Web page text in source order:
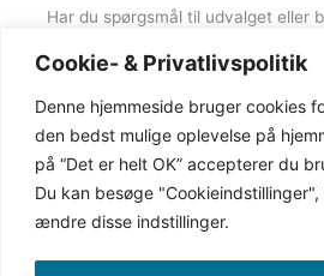
Cookie- & Privatlivspolitik
Denne hjemmeside bruger cookies
den bedst mulige oplevelse på
på “Det er helt OK” accepterer du
Du kan besøge
ændre disse indstillinger.
Har du spørgsmål til udvalget eller
kan du gøre via formularen